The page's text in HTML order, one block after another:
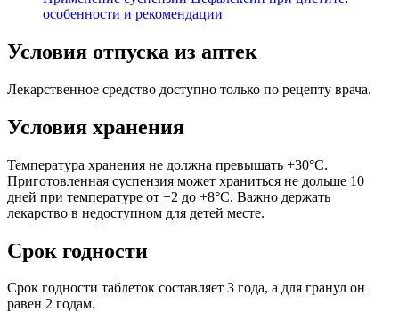
особенности и рекомендации
Условия отпуска из аптек
Лекарственное средство доступно только по рецепту врача.
Условия хранения
Температура хранения не должна превышать +30°C.
Приготовленная суспензия может храниться не дольше 10
дней при температуре от +2 до +8°C. Важно держать
лекарство в недоступном для детей месте.
Срок годности
Срок годности таблеток составляет 3 года, а для гранул он
равен 2 годам.